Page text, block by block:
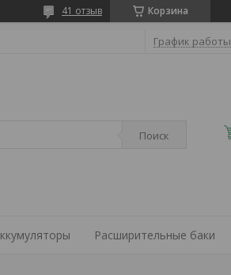
Корзина
41 отзыв
График работы
Поиск
Расширительные баки